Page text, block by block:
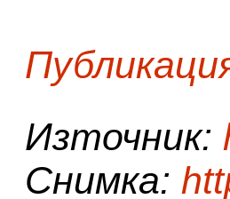
Източник:
Снимка: